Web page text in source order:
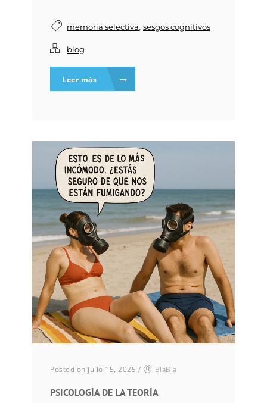
memoria selectiva, sesgos cognitivos
blog
Leer más
Posted on julio 15, 2025 / BlaBla
PSICOLOGÍA DE LA TEORÍA